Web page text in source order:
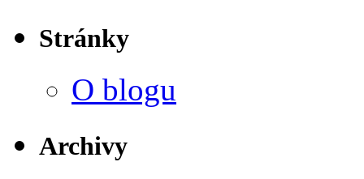
Stránky
O blogu
Archivy